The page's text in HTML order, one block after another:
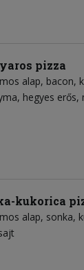
pizza
alap bacon
hegyes erős
kukorica
alap sonka